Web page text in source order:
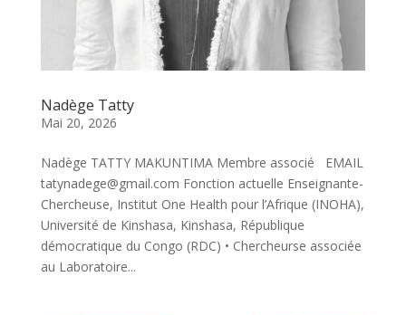
Nadège Tatty
Mai 20, 2026
Nadège TATTY MAKUNTIMA Membre associé EMAIL
tatynadege@gmail.com Fonction actuelle Enseignante-
Chercheuse, Institut One Health pour l’Afrique (INOHA),
Université de Kinshasa, Kinshasa, République
démocratique du Congo (RDC) • Chercheurse associée
au Laboratoire...